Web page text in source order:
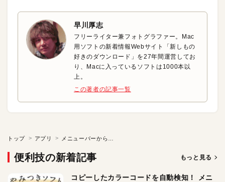
早川厚志
フリーライター兼フォトグラファー。Mac
用ソフトの新着情報Webサイト「新しもの
好きのダウンロード」を27年間運営してお
り、Macに入っているソフトは1000本以
上。
この著者の記事一覧
トップ アプリ
便利技の新着記事 もっと見る
コピーしたカラーコードを自動検知！ メニ